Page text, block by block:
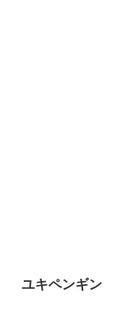
ユキペンギン